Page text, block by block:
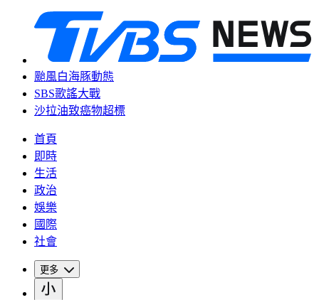
颱風白海豚動態
SBS歌謠大戰
沙拉油致癌物超標
首頁
即時
生活
政治
娛樂
國際
社會
更多